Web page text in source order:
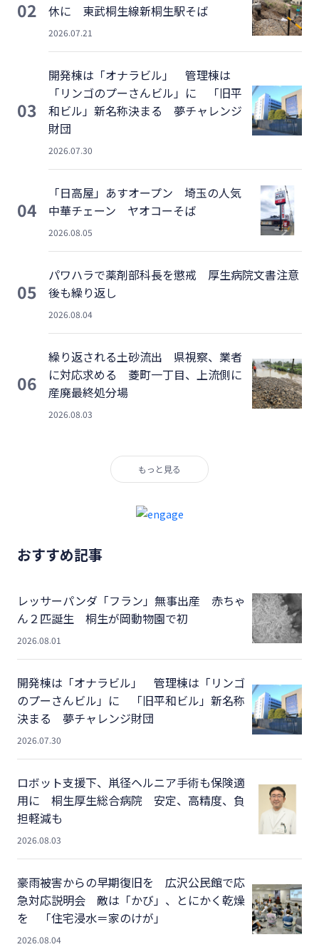
02
休に 東武桐生線新桐生駅そば
2026.07.21
03
開発棟は「オナラビル」 管理棟は
「リンゴのプーさんビル」に 「旧平
和ビル」新名称決まる 夢チャレンジ
財団
2026.07.30
04
「日高屋」あすオープン 埼玉の人気
中華チェーン ヤオコーそば
2026.08.05
05
パワハラで薬剤部科長を懲戒 厚生病院文書注意
後も繰り返し
2026.08.04
06
繰り返される土砂流出 県視察、業者
に対応求める 菱町一丁目、上流側に
産廃最終処分場
2026.08.03
もっと見る
おすすめ記事
レッサーパンダ「フラン」無事出産 赤ちゃ
ん２匹誕生 桐生が岡動物園で初
2026.08.01
開発棟は「オナラビル」 管理棟は「リンゴ
のプーさんビル」に 「旧平和ビル」新名称
決まる 夢チャレンジ財団
2026.07.30
ロボット支援下、鼡径ヘルニア手術も保険適
用に 桐生厚生総合病院 安定、高精度、負
担軽減も
2026.08.03
豪雨被害からの早期復旧を 広沢公民館で応
急対応説明会 敵は「かび」、とにかく乾燥
を 「住宅浸水＝家のけが」
2026.08.04